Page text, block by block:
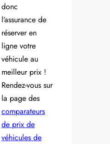
donc
l’assurance de
réserver en
ligne votre
véhicule au
meilleur prix !
Rendez-vous sur
la page des
comparateurs
de prix de
véhicules de